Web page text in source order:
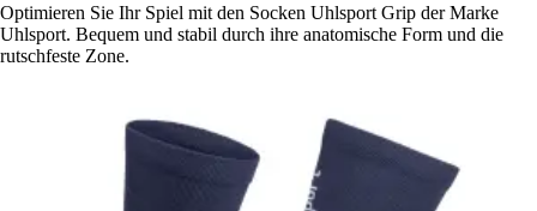
Optimieren Sie Ihr Spiel mit den Socken Uhlsport Grip der Marke
Uhlsport. Bequem und stabil durch ihre anatomische Form und die
rutschfeste Zone.